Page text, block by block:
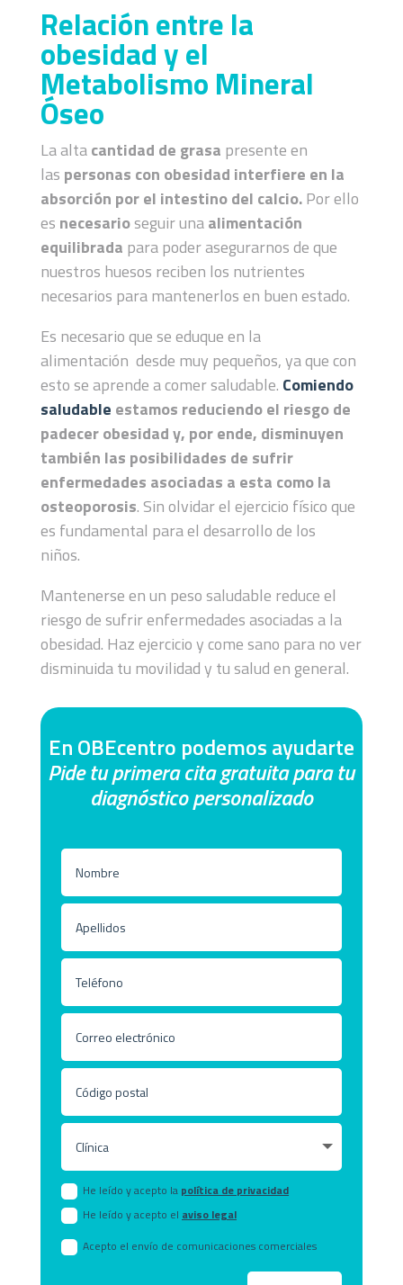
Relación entre la
obesidad y el
Metabolismo Mineral
Óseo
La altacantidad de grasa presente en
las personas con obesidad interfiere en la
absorción por el intestino del calcio.Por ello
es necesarioseguir unaalimentación
equilibrada para poder asegurarnos de que
nuestros huesos reciben los nutrientes
necesarios para mantenerlos en buen estado.
Es necesario que se eduque en la
alimentación desde muy pequeños, ya que con
esto se aprende a comer saludable. Comiendo
saludable estamos reduciendo el riesgo de
padecer obesidad y, por ende, disminuyen
también las posibilidades de sufrir
enfermedades asociadas a esta como la
osteoporosis. Sin olvidar el ejercicio físico que
es fundamental para el desarrollo de los
niños.
Mantenerse en un peso saludable reduce el
riesgo de sufrir enfermedades asociadas a la
obesidad. Haz ejercicio y come sano para no ver
disminuida tu movilidad y tu salud en general.
En OBEcentro podemos ayudarte
Pide tu primera cita gratuita para tu
diagnóstico personalizado
He leído y acepto la política de privacidad
He leído y acepto el aviso legal
Acepto el envío de comunicaciones comerciales